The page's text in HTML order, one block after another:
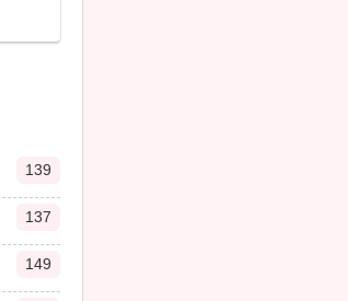
139
137
149